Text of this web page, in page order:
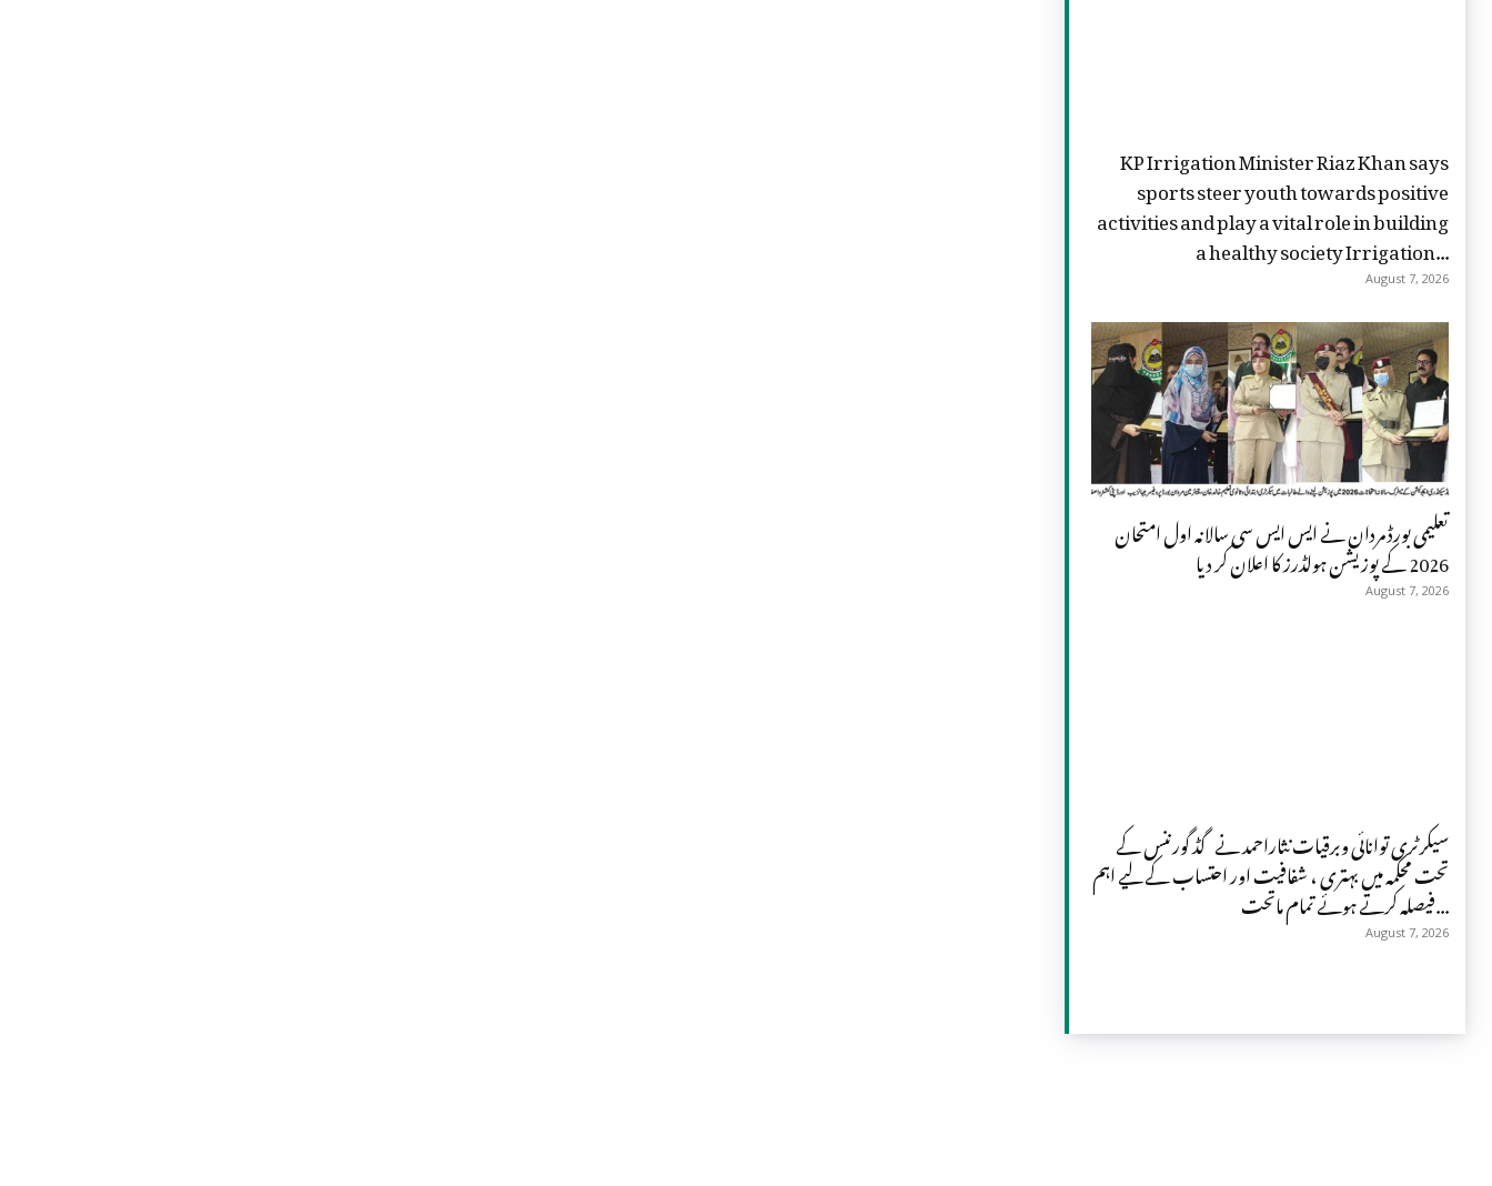
KP Irrigation Minister Riaz Khan says
sports steer youth towards positive
activities and play a vital role in building
a healthy society Irrigation...
August 7, 2026
تعلیمی بورڈ مردان نے ایس ایس سی سالانہ اول امتحان
2026 کے پوزیشن ہولڈرز کا اعلان کر دیا
August 7, 2026
سیکرٹری توانائی وبرقیات نثاراحمد نے گڈ گورننس کے
تحت محکمہ میں بہتری ، شفافیت اور احتساب کے لیے اہم
فیصلہ کرتے ہوئے تمام ماتحت...
August 7, 2026